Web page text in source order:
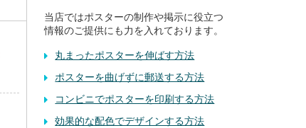
当店ではポスターの制作や掲示に役立つ
情報のご提供にも力を入れております。
丸まったポスターを伸ばす方法
ポスターを曲げずに郵送する方法
コンビニでポスターを印刷する方法
効果的な配色でデザインする方法